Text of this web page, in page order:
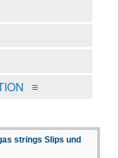
≡
strings Slips und